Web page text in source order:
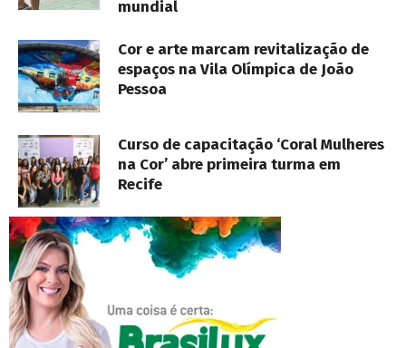
mundial
Cor e arte marcam revitalização de
espaços na Vila Olímpica de João
Pessoa
Curso de capacitação ‘Coral Mulheres
na Cor’ abre primeira turma em
Recife